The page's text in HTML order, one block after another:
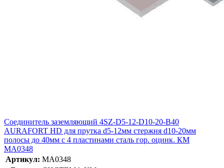
Соединитель заземляющий 4SZ-D5-12-D10-20-B40
AURAFORT HD для прутка d5-12мм стержня d10-20мм
полосы до 40мм с 4 пластинами сталь гор. оцинк. КМ
MA0348
Артикул: MA0348